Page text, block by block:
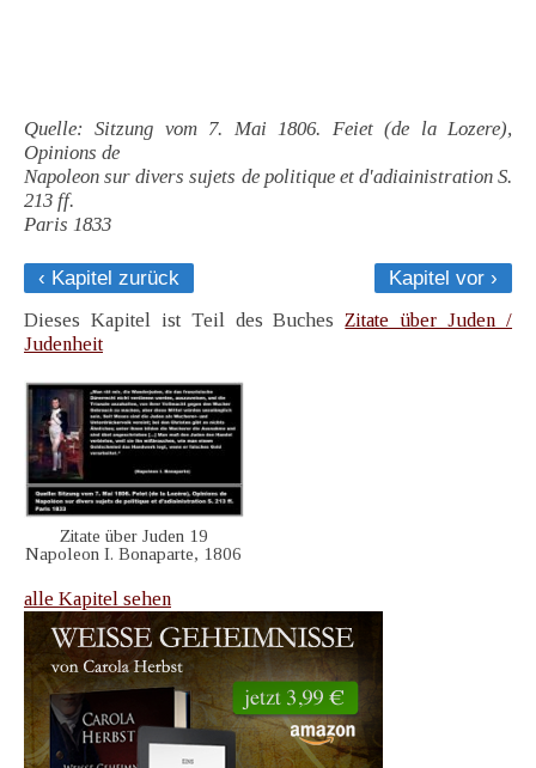
Quelle: Sitzung vom 7. Mai 1806. Feiet (de la Lozere),
Opinions de
Napoleon sur divers sujets de politique et d'adiainistration S.
213 ff.
Paris 1833
‹ Kapitel zurück
Kapitel vor ›
Dieses Kapitel ist Teil des BuchesZitate über Juden /
Judenheit
Zitate über Juden 19
Napoleon I. Bonaparte, 1806
alle Kapitel sehen